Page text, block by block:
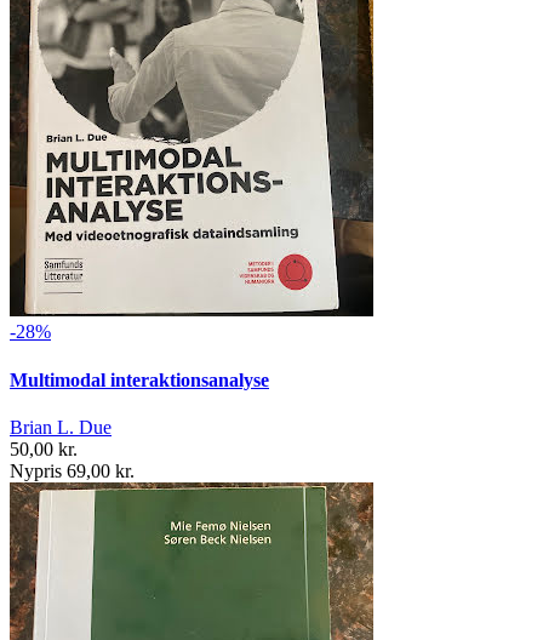
-28%
Multimodal interaktionsanalyse
Brian L. Due
50,00 kr.
Nypris 69,00 kr.